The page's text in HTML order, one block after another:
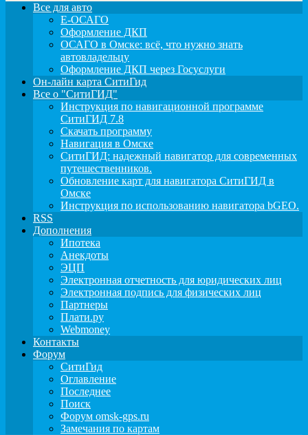
Все для авто
Е-ОСАГО
Оформление ДКП
ОСАГО в Омске: всё, что нужно знать
автовладельцу
Оформление ДКП через Госуслуги
Он-лайн карта СитиГид
Все о "СитиГИД"
Инструкция по навигационной программе
СитиГИД 7.8
Скачать программу
Навигация в Омске
СитиГИД: надежный навигатор для современных
путешественников.
Обновление карт для навигатора СитиГИД в
Омске
Инструкция по использованию навигатора bGEO.
RSS
Дополнения
Ипотека
Анекдоты
ЭЦП
Электронная отчетность для юридических лиц
Электронная подпись для физических лиц
Партнеры
Плати.ру
Webmoney
Контакты
Форум
СитиГид
Оглавление
Последнее
Поиск
Форум omsk-gps.ru
Замечания по картам